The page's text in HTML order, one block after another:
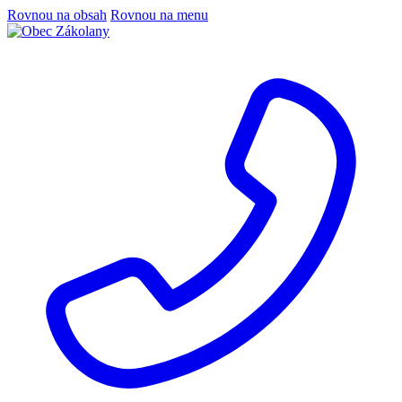
Rovnou na obsah Rovnou na menu